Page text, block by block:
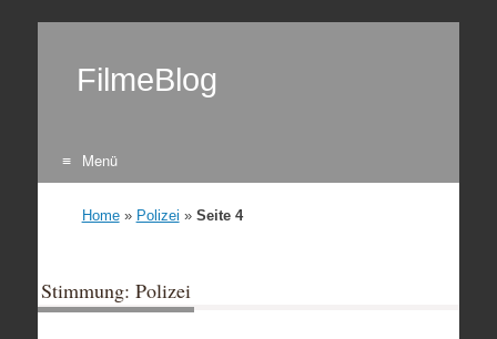
FilmeBlog
Menü
Home» Polizei » Seite 4
Stimmung: Polizei